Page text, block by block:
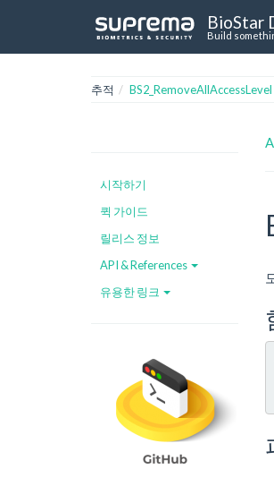
BioStar
Build
추적 BS2_RemoveAllAccessLevel
시작하기
퀵 가이드
릴리스 정보
API & References
유용한 링크